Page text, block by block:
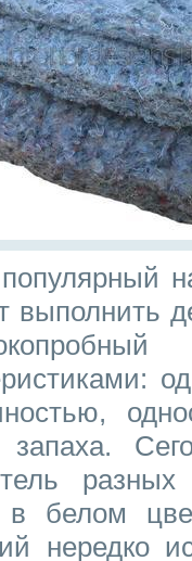
выполнить
запаха.
белом
нередко